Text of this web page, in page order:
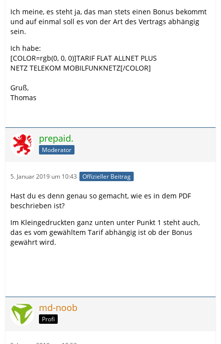
Ich meine, es steht ja, das man stets einen Bonus bekommt
und auf einmal soll es von der Art des Vertrags abhängig
sein.
Ich habe:
[COLOR=rgb(0, 0, 0)]TARIF FLAT ALLNET PLUS
NETZ TELEKOM MOBILFUNKNETZ[/COLOR]
Gruß,
Thomas
prepaid.
Moderator
5. Januar 2019 um 10:43 Offizieller Beitrag
Hast du es denn genau so gemacht, wie es in dem PDF
beschrieben ist?
Im Kleingedruckten ganz unten unter Punkt 1 steht auch,
das es vom gewähltem Tarif abhängig ist ob der Bonus
gewährt wird.
md-noob
Profi